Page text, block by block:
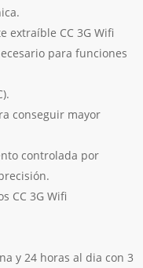
extraíble CC 3G Wifi
para funciones
conseguir mayor
controlada por
CC 3G Wifi
y 24 horas al dia con 3